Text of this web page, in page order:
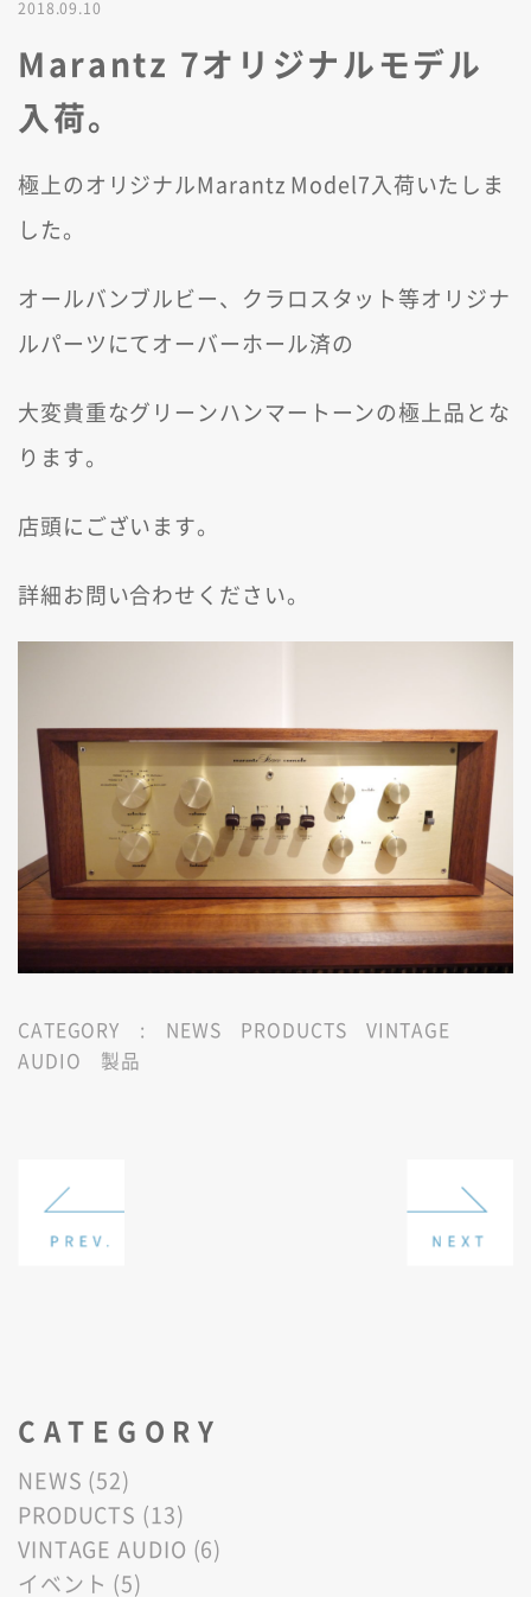
2018.09.10
Marantz 7オリジナルモデル
入荷。
極上のオリジナルMarantz Model7入荷いたしま
した。
オールバンブルビー、クラロスタット等オリジナ
ルパーツにてオーバーホール済の
大変貴重なグリーンハンマートーンの極上品とな
ります。
店頭にございます。
詳細お問い合わせください。
CATEGORY : NEWS PRODUCTS
VINTAGE
AUDIO
製品
CATEGORY
NEWS (52)
PRODUCTS (13)
VINTAGE AUDIO (6)
イベント (5)